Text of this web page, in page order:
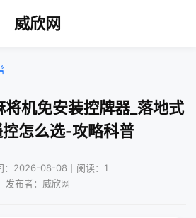
威欣网
机免安装控牌器_落地式
怎么选-攻略科普
：2026-08-08｜阅读：1
发布者：威欣网